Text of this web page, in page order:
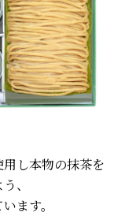
し本物の抹茶を
、
ます。